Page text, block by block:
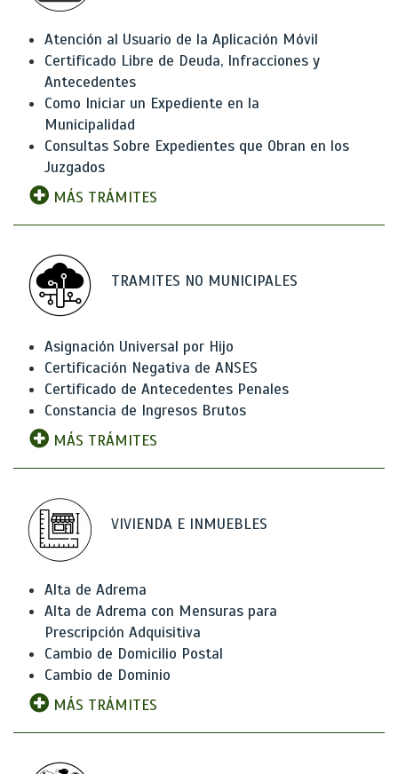
Atención al Usuario de la Aplicación Móvil
Certificado Libre de Deuda, Infracciones y
Antecedentes
Como Iniciar un Expediente en la
Municipalidad
Consultas Sobre Expedientes que Obran en los
Juzgados
MÁS TRÁMITES
TRAMITES NO MUNICIPALES
Asignación Universal por Hijo
Certificación Negativa de ANSES
Certificado de Antecedentes Penales
Constancia de Ingresos Brutos
MÁS TRÁMITES
VIVIENDA E INMUEBLES
Alta de Adrema
Alta de Adrema con Mensuras para
Prescripción Adquisitiva
Cambio de Domicilio Postal
Cambio de Dominio
MÁS TRÁMITES